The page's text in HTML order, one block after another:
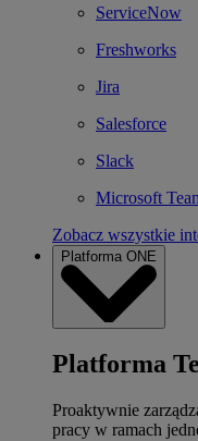
ServiceNow
Freshworks
Jira
Salesforce
Slack
Microsoft
Zobacz wszystkie
Platforma ONE
Platforma
Proaktywnie
pracy w ramach